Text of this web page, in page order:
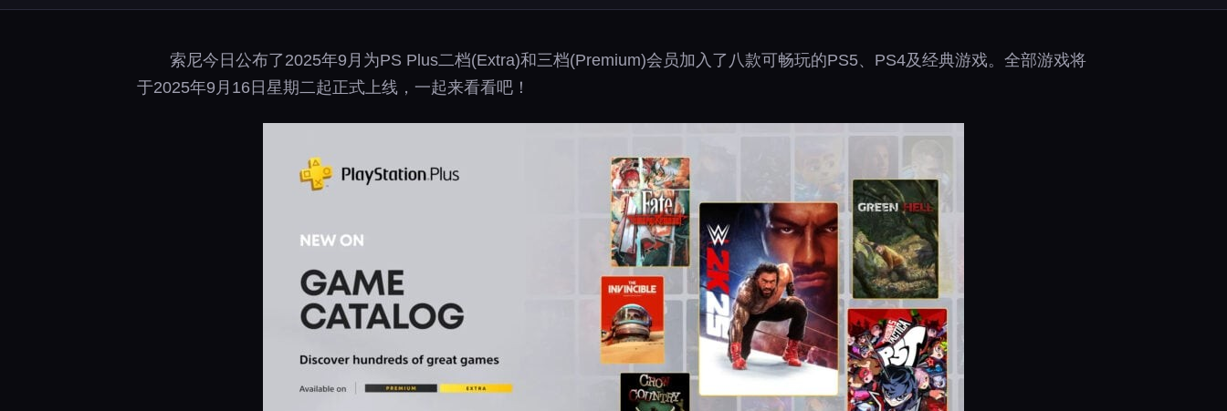
索尼今日公布了2025年9月为PS Plus二档(Extra)和三档(Premium)会员加入了八款可畅玩的PS5、PS4及经典游戏。全部游戏将
于2025年9月16日星期二起正式上线，一起来看看吧！